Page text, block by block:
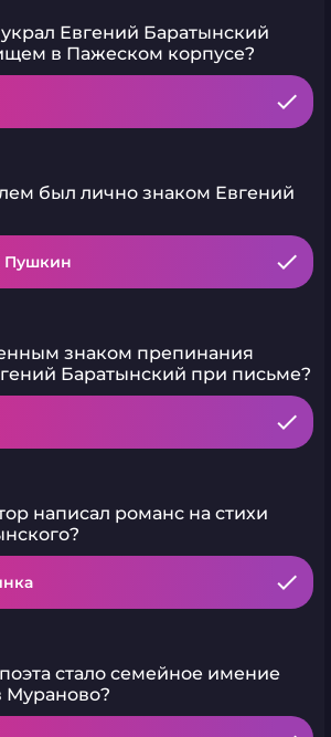
Евгений Баратынский
в Пажеском корпусе?
был лично знаком Евгений
Пушкин
знаком препинания
Баратынский при письме?
написал романс на стихи
стало семейное имение
Мураново?